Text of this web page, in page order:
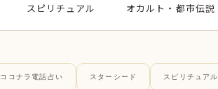
スピリチュアル オカルト・都市伝説
ココナラ電話占い スターシード スピリチュアル